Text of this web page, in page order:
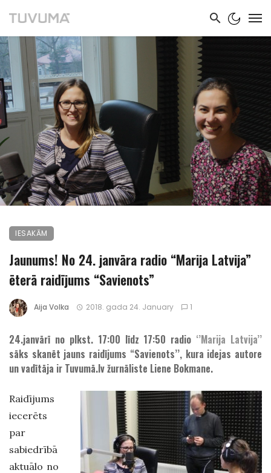
IESAKĀM
Jaunums! No 24. janvāra radio “Marija Latvija”
ēterā raidījums “Savienots”
Aija Volka 2018. gada 24. January 1
24.janvārī no plkst. 17:00 līdz 17:50 radio ‘’Marija Latvija’’
sāks skanēt jauns raidījums “Savienots’’, kura idejas autore
un vadītāja ir Tuvumā.lv žurnāliste Liene Bokmane.
Raidījums
iecerēts
par
sabiedrībā
aktuālo no